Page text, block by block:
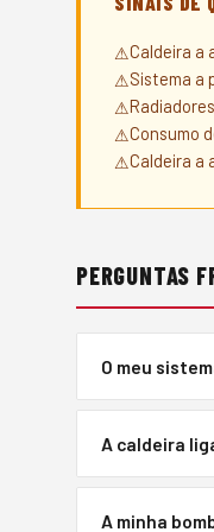
Caldeira a
Sistema a
Consumo
Caldeira a
PERGUNTAS
O meu
ou válvula de
A caldeira
A minha